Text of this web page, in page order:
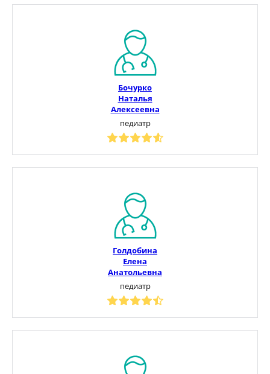
Бочурко
Наталья
Алексеевна
педиатр
Голдобина
Елена
Анатольевна
педиатр